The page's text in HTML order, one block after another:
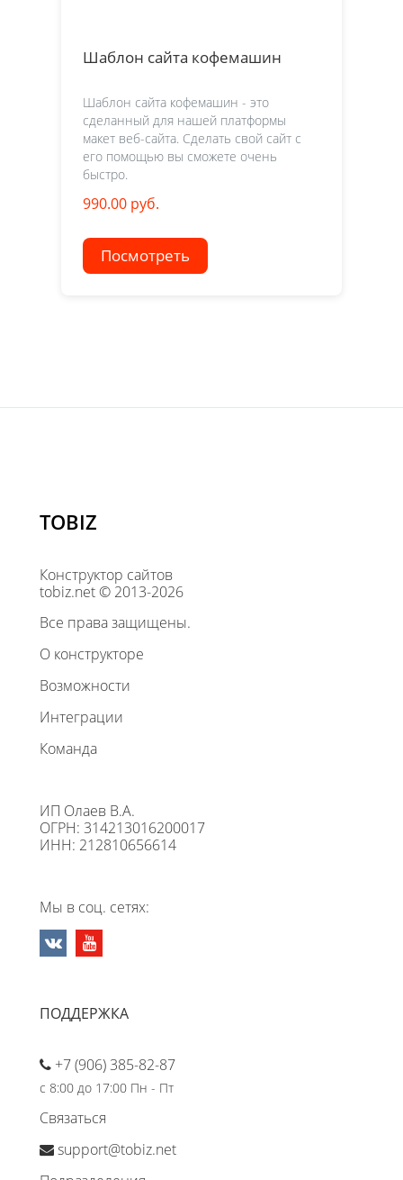
Шаблон сайта кофемашин
Шаблон сайта кофемашин - это
сделанный для нашей платформы
макет веб-сайта. Сделать свой сайт с
его помощью вы сможете очень
быстро.
990.00 руб.
Посмотреть
TOBIZ
Конструктор сайтов
tobiz.net © 2013-2026
Все права защищены.
О конструкторе
Возможности
Интеграции
Команда
ИП Олаев В.А.
ОГРН: 314213016200017
ИНН: 212810656614
Мы в соц. сетях:
ПОДДЕРЖКА
+7 (906) 385-82-87
с 8:00 до 17:00 Пн - Пт
Связаться
support@tobiz.net